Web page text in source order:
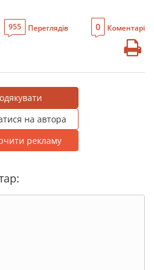
955 Переглядів 0 Коментарі
на автора
рекламу